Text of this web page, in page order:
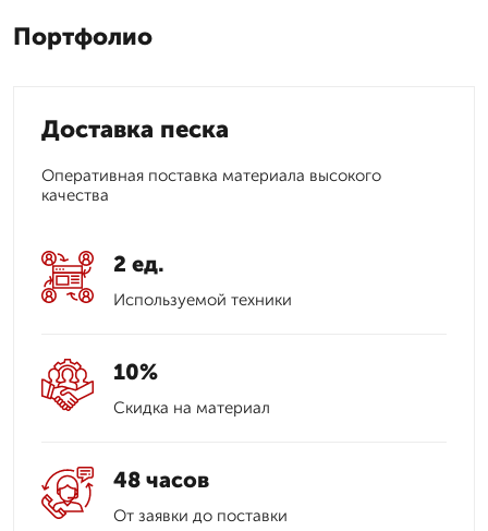
Портфолио
Доставка песка
Оперативная поставка материала высокого
качества
2 ед.
Используемой техники
10%
Скидка на материал
48 часов
От заявки до поставки